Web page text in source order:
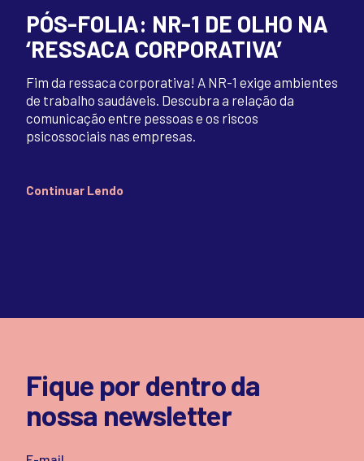
PÓS-FOLIA: NR-1 DE OLHO NA
‘RESSACA CORPORATIVA’
Fim da ressaca corporativa! A NR-1 exige ambientes
de trabalho saudáveis. Descubra a relação da
comunicação entre pessoas e os riscos
psicossociais nas empresas.
Continuar Lendo
Fique por dentro da
nossa newsletter